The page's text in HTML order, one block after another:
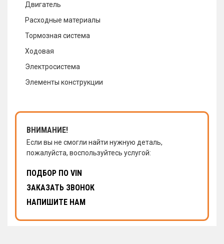
Двигатель
Расходные материалы
Тормозная система
Ходовая
Электросистема
Элементы конструкции
ВНИМАНИЕ!
Если вы не смогли найти нужную деталь,
пожалуйста, воспользуйтесь услугой:
ПОДБОР ПО VIN
ЗАКАЗАТЬ ЗВОНОК
НАПИШИТЕ НАМ